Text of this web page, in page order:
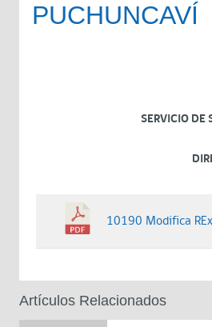
PUCHUNCAVÍ
SERVICIO DE
10190 Modifica
Artículos Relacionados